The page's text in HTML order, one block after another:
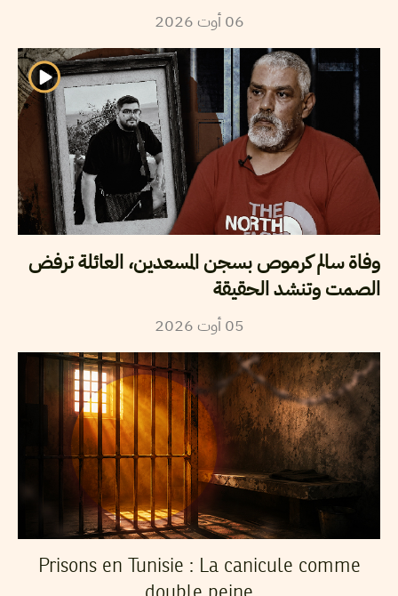
06 أوت2026
وفاة سالم كرموص بسجن المسعدين، العائلة ترفض
الصمت وتنشد الحقيقة
05 أوت2026
Prisons en Tunisie : La canicule comme